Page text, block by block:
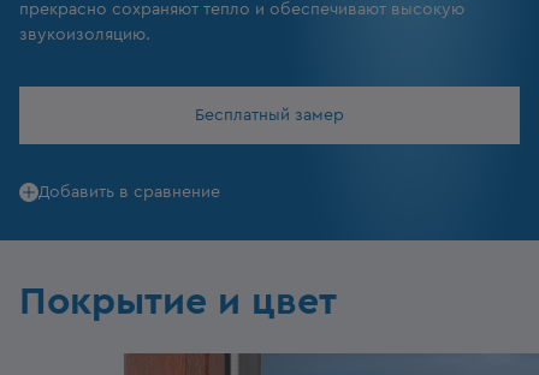
прекрасно сохраняют тепло и обеспечивают высокую
звукоизоляцию.
Бесплатный замер
Добавить в сравнение
Покрытие и цвет